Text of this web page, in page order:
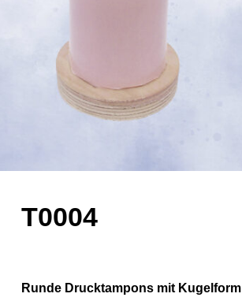
T0004
Runde Drucktampons mit Kugelform